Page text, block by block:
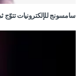
سامسونج للإلكترونيات تتوّج